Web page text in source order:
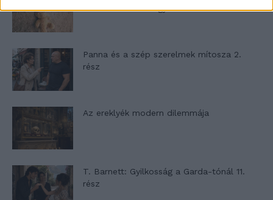
várakozást – Ha egy...
Panna és a szép szerelmek mítosza 2.
rész
Az ereklyék modern dilemmája
T. Barnett: Gyilkosság a Garda-tónál 11.
rész